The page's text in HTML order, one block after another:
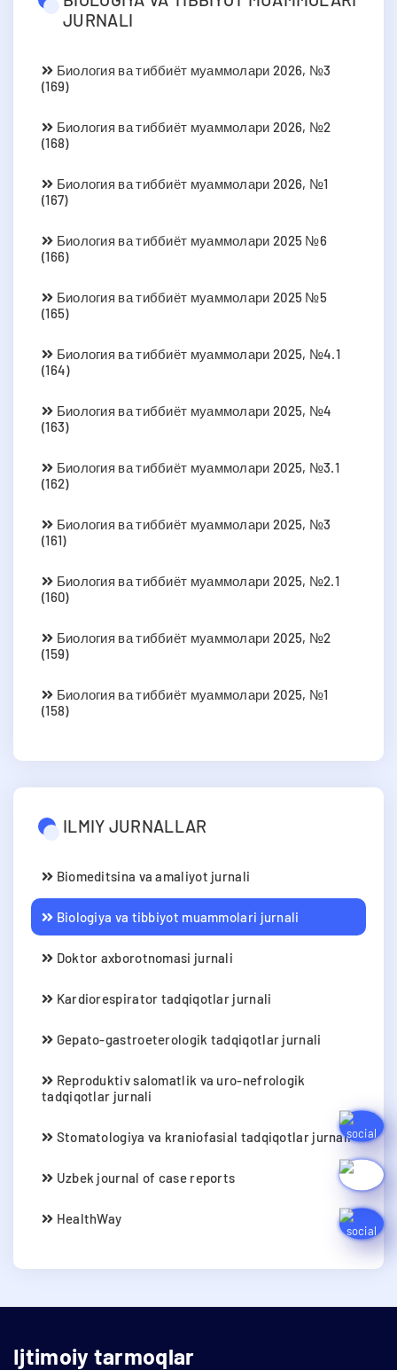
JURNALI
Биология ва тиббиёт муаммолари 2026, №3
(169)
Биология ва тиббиёт муаммолари 2026, №2
(168)
Биология ва тиббиёт муаммолари 2026, №1
(167)
Биология ва тиббиёт муаммолари 2025 №6
(166)
Биология ва тиббиёт муаммолари 2025 №5
(165)
Биология ва тиббиёт муаммолари 2025, №4.1
(164)
Биология ва тиббиёт муаммолари 2025, №4
(163)
Биология ва тиббиёт муаммолари 2025, №3.1
(162)
Биология ва тиббиёт муаммолари 2025, №3
(161)
Биология ва тиббиёт муаммолари 2025, №2.1
(160)
Биология ва тиббиёт муаммолари 2025, №2
(159)
Биология ва тиббиёт муаммолари 2025, №1
(158)
ILMIY JURNALLAR
Biomeditsina va amaliyot jurnali
Biologiya va tibbiyot muammolari jurnali
Doktor axborotnomasi jurnali
Kardiorespirator tadqiqotlar jurnali
Gepato-gastroeterologik tadqiqotlar jurnali
Reproduktiv salomatlik va uro-nefrologik
tadqiqotlar jurnali
Stomatologiya va kraniofasial tadqiqotlar jurnali
Uzbek journal of case reports
HealthWay
Ijtimoiy tarmoqlar